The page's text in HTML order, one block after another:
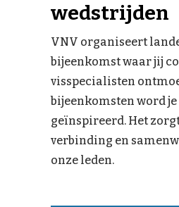
wedstrijden
VNV organiseert
bijeenkomst waar jij
visspecialisten
bijeenkomsten word
geïnspireerd. Het
verbinding en
onze leden.